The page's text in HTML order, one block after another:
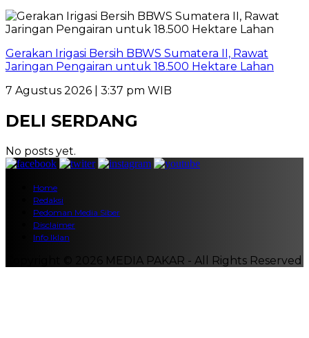
Gerakan Irigasi Bersih BBWS Sumatera II, Rawat
Jaringan Pengairan untuk 18.500 Hektare Lahan
7 Agustus 2026 | 3:37 pm WIB
DELI SERDANG
No posts yet.
Home
Redaksi
Pedoman Media Siber
Disclaimer
Info Iklan
Copyright © 2026 MEDIA PAKAR - All Rights Reserved